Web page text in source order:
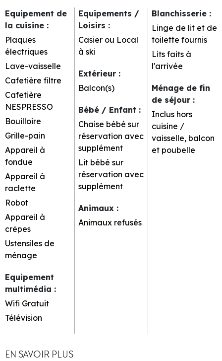
Equipement de
la cuisine :
Plaques
électriques
Lave-vaisselle
Cafetière filtre
Cafetière
NESPRESSO
Bouilloire
Grille-pain
Appareil à
fondue
Appareil à
raclette
Robot
Appareil à
crêpes
Ustensiles de
ménage
Equipement
multimédia :
Wifi Gratuit
Télévision
Equipements /
Loisirs :
Casier ou Local
à ski
Extérieur :
Balcon(s)
Bébé / Enfant :
Chaise bébé sur
réservation avec
supplément
Lit bébé sur
réservation avec
supplément
Animaux :
Animaux refusés
Blanchisserie :
Linge de lit et de
toilette fournis
Lits faits à
l'arrivée
Ménage de fin
de séjour :
Inclus hors
cuisine /
vaisselle, balcon
et poubelle
EN SAVOIR PLUS